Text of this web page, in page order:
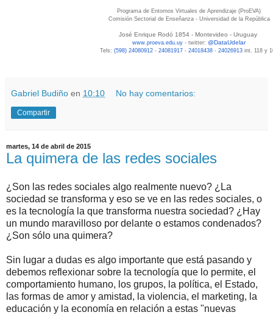
Programa de Entornos Virtuales de Aprendizaje (ProEVA)
Comisión Sectorial de Enseñanza - Universidad de la República
José Enrique Rodó 1854 - Montevideo - Uruguay
www.proeva.edu.uy - twitter: @DataUdelar
Tels: (598) 24080912- 24081917- 24018438- 24026913 int. 118 y
Gabriel Budiño en 10:10 No hay comentarios:
Compartir
martes, 14 de abril de 2015
La quimera de las redes sociales
¿Son las redes sociales algo realmente nuevo? ¿La
sociedad se transforma y eso se ve en las redes sociales, o
es la tecnología la que transforma nuestra sociedad? ¿Hay
un mundo maravilloso por delante o estamos condenados?
¿Son sólo una quimera?
Sin lugar a dudas es algo importante que está pasando y
debemos reflexionar sobre la tecnología que lo permite, el
comportamiento humano, los grupos, la política, el Estado,
las formas de amor y amistad, la violencia, el marketing, la
educación y la economía en relación a estas "nuevas